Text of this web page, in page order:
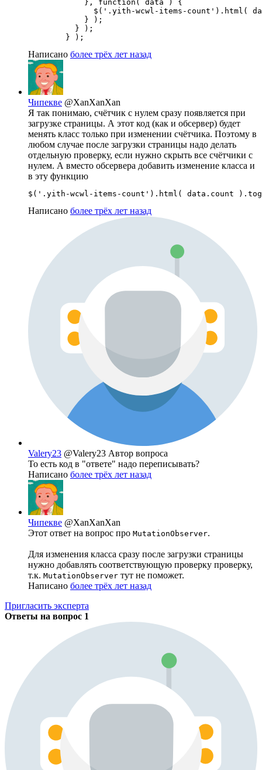
            }, function( data ) {
$('.yith-wcwl-items-count').html(
            } );
          } );
        } );
Написано более трёх лет назад
Чипекве @XanXanXan
Я так понимаю, счётчик с нулем сразу появляется при
загрузке страницы. А этот код (как и обсервер) будет
менять класс только при изменении счётчика. Поэтому в
любом случае после загрузки страницы надо делать
отдельную проверку, если нужно скрыть все счётчики с
нулем. А вместо обсервера добавить изменение класса и
в эту функцию
$('.yith-wcwl-items-count').html( data.count
Написано более трёх лет назад
Valery23 @Valery23 Автор вопроса
То есть код в "ответе" надо переписывать?
Написано более трёх лет назад
Чипекве @XanXanXan
Этот ответ на вопрос про MutationObserver.
Для изменения класса сразу после загрузки страницы
нужно добавлять соответствующую проверку проверку,
т.к. MutationObserver тут не поможет.
Написано более трёх лет назад
Пригласить эксперта
Ответы на вопрос 1